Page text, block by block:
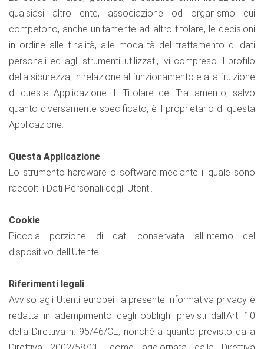
qualsiasi altro ente, associazione od organismo cui
competono, anche unitamente ad altro titolare, le decisioni
in ordine alle finalità, alle modalità del trattamento di dati
personali ed agli strumenti utilizzati, ivi compreso il profilo
della sicurezza, in relazione al funzionamento e alla fruizione
di questa Applicazione. Il Titolare del Trattamento, salvo
quanto diversamente specificato, è il proprietario di questa
Applicazione.
Questa Applicazione
Lo strumento hardware o software mediante il quale sono
raccolti i Dati Personali degli Utenti.
Cookie
Piccola porzione di dati conservata all'interno del
dispositivo dell'Utente.
Riferimenti legali
Avviso agli Utenti europei: la presente informativa privacy è
redatta in adempimento degli obblighi previsti dall'Art. 10
della Direttiva n. 95/46/CE, nonché a quanto previsto dalla